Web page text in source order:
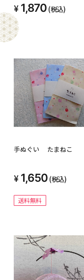
1,870 (税込)
手ぬぐい たまねこ
1,650 (税込)
送料無料